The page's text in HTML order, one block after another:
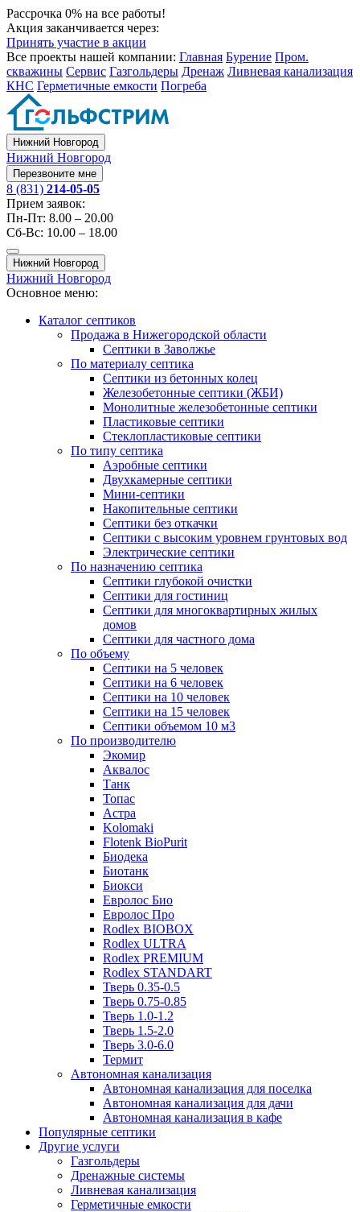
Рассрочка 0% на все работы!
Акция заканчивается через:
Принять участие в акции
Все проекты нашей компании: Главная Бурение Пром.
скважины Сервис Газгольдеры Дренаж Ливневая канализация
КНС Герметичные емкости Погреба
Нижний Новгород
Нижний Новгород
Перезвоните мне
8 (831) 214-05-05
Прием заявок:
Пн-Пт: 8.00 – 20.00
Сб-Вс: 10.00 – 18.00
Нижний Новгород
Нижний Новгород
Основное меню:
Каталог септиков
Продажа в Нижегородской области
Септики в Заволжье
По материалу септика
Септики из бетонных колец
Железобетонные септики (ЖБИ)
Монолитные железобетонные септики
Пластиковые септики
Стеклопластиковые септики
По типу септика
Аэробные септики
Двухкамерные септики
Мини-септики
Накопительные септики
Септики без откачки
Септики с высоким уровнем грунтовых вод
Электрические септики
По назначению септика
Септики глубокой очистки
Септики для гостиниц
Септики для многоквартирных жилых
домов
Септики для частного дома
По объему
Септики на 5 человек
Септики на 6 человек
Септики на 10 человек
Септики на 15 человек
Септики объемом 10 м3
По производителю
Экомир
Аквалос
Танк
Топас
Астра
Kolomaki
Flotenk BioPurit
Биодека
Биотанк
Биокси
Евролос Био
Евролос Про
Rodlex BIOBOX
Rodlex ULTRA
Rodlex PREMIUM
Rodlex STANDART
Тверь 0.35-0.5
Тверь 0.75-0.85
Тверь 1.0-1.2
Тверь 1.5-2.0
Тверь 3.0-6.0
Термит
Автономная канализация
Автономная канализация для поселка
Автономная канализация для дачи
Автономная канализация в кафе
Популярные септики
Другие услуги
Газгольдеры
Дренажные системы
Ливневая канализация
Герметичные емкости